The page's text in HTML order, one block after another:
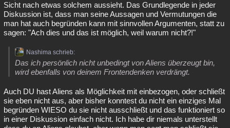
Sicht nach etwas solchem aussieht. Das Grundlegende in jeder
Diskussion ist, dass man seine Aussagen und Vermutungen die
man hat auch begründen kann mit sinnvollen Argumenten, statt zu
sagen: "Ach dies und das ist möglich, weil warum nicht?!"
Nashima schrieb:
Das ich persönlich nicht unbedingt von Aliens überzeugt bin,
wird ebenfalls von deinem Frontendenken verdrängt.
Auch DU hast Aliens als Möglichkeit mit einbezogen, oder schließt
sie eben nicht aus, aber bisher konntest du nicht ein einziges Mal
begründen WIESO du sie nicht ausschließt und das funktioniert so
in einer Diskussion einfach nicht. Ich habe dir niemals unterstellt